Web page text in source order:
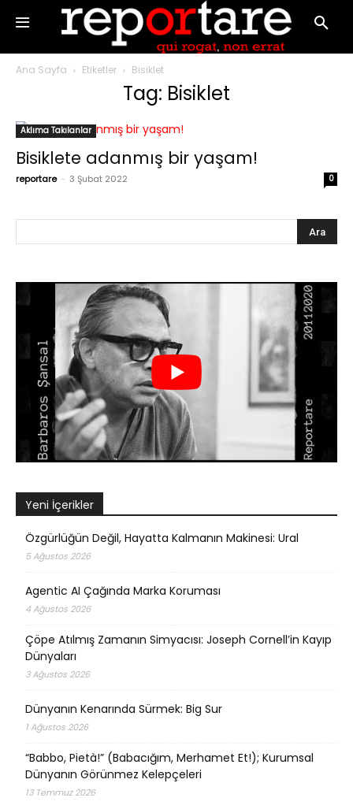
Ana Sayfa Etiketler Bisiklet
Tag: Bisiklet
Aklıma Takılanlar
Bisiklete adanmış bir yaşam!
reportare - 3 Şubat 2022 0
Yeni İçerikler
Özgürlüğün Değil, Hayatta Kalmanın Makinesi: Ural
5 Ağustos 2026
Agentic AI Çağında Marka Koruması
4 Ağustos 2026
Çöpe Atılmış Zamanın Simyacısı: Joseph Cornell’in Kayıp
Dünyaları
3 Ağustos 2026
Dünyanın Kenarında Sürmek: Big Sur
1 Ağustos 2026
“Babbo, Pietà!” (Babacığım, Merhamet Et!); Kurumsal
Dünyanın Görünmez Kelepçeleri
13 Temmuz 2026